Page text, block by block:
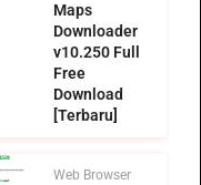
Maps
Downloader
v10.250 Full
Free
Download
[Terbaru]
Web Browser